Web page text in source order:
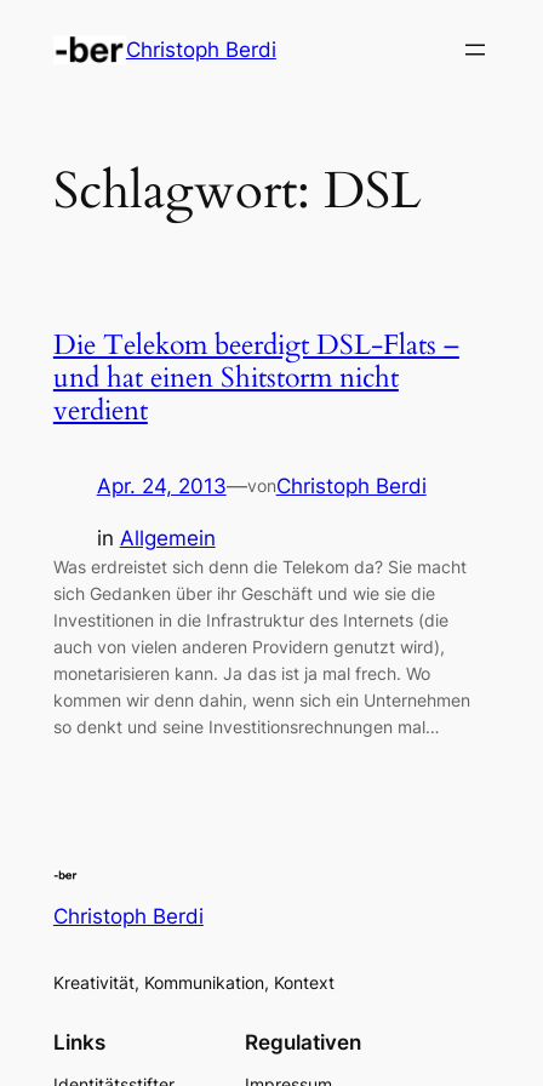
Inhalt
Christoph Berdi
Schlagwort: DSL
Die Telekom beerdigt DSL-Flats –
und hat einen Shitstorm nicht
verdient
Apr. 24, 2013—vonChristoph Berdi
in Allgemein
Was erdreistet sich denn die Telekom da? Sie macht
sich Gedanken über ihr Geschäft und wie sie die
Investitionen in die Infrastruktur des Internets (die
auch von vielen anderen Providern genutzt wird),
monetarisieren kann. Ja das ist ja mal frech. Wo
kommen wir denn dahin, wenn sich ein Unternehmen
so denkt und seine Investitionsrechnungen mal…
Christoph Berdi
Kreativität, Kommunikation, Kontext
Links Regulativen